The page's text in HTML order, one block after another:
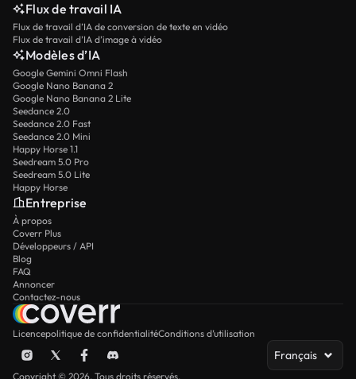
Flux de travail IA
Flux de travail d’IA de conversion de texte en vidéo
Flux de travail d’IA d’image à vidéo
Modèles d’IA
Google Gemini Omni Flash
Google Nano Banana 2
Google Nano Banana 2 Lite
Seedance 2.0
Seedance 2.0 Fast
Seedance 2.0 Mini
Happy Horse 1.1
Seedream 5.0 Pro
Seedream 5.0 Lite
Happy Horse
Entreprise
À propos
Coverr Plus
Développeurs / API
Blog
FAQ
Annoncer
Contactez-nous
Licencepolitique de confidentialitéConditions d’utilisation
Français
Copyright © 2026. Tous droits réservés.